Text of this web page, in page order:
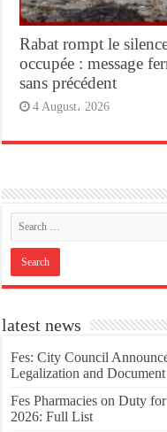
Rabat rompt le
occupée : message
sans précédent
4 August، 2026
latest news
Fes: City Council
Legalization and
Fes Pharmacies on Duty
2026: Full List